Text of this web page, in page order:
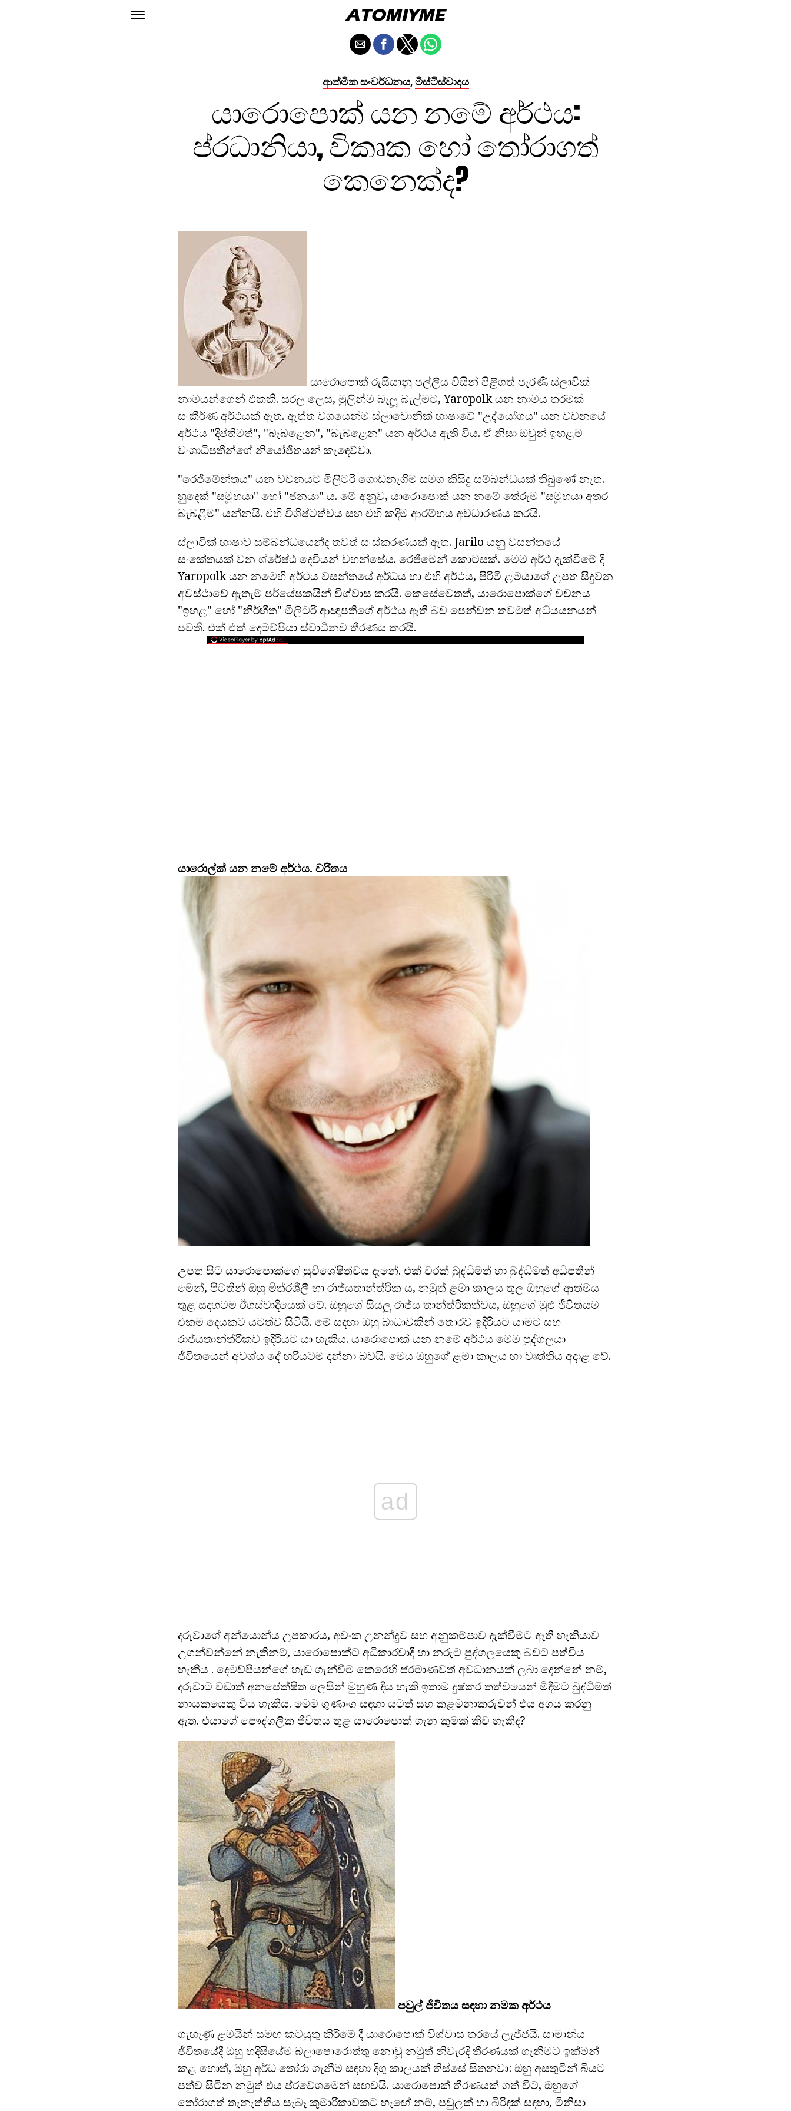
ආත්මික සංවර්ධනය, මිස්ටිස්වාදය
යාරොපොක් යන නමේ අර්ථය:
ප්රධානියා, විකෘක හෝ තෝරාගත්
කෙනෙක්ද?
යාරොපොක් රුසියානු පල්ලිය විසින් පිළිගත් පැරණි ස්ලාවික්
නාමයන්ගෙන්එකකි. සරල ලෙස, මුලින්ම බැලූ බැල්මට, Yaropolk යන නාමය තරමක්
සංකීර්ණ අර්ථයක් ඇත. ඇත්ත වශයෙන්ම ස්ලාවොනික් භාෂාවේ "උද්යෝගය" යන වචනයේ
අර්ථය "දීප්තිමත්", "බැබළෙන", "බැබළෙන" යන අර්ථය ඇති විය. ඒ නිසා ඔවුන් ඉහළම
වංශාධිපතීන්ගේ නියෝජිතයන් කැඳෙව්වා.
"රෙජිමේන්තය" යන වචනයට මිලිටරි ගොඩනැගීම සමග කිසිදු සම්බන්ධයක් තිබුණේ නැත.
හුදෙක් "සමූහයා" හෝ "ජනයා" ය. මේ අනුව, යාරොපොක් යන නමේ තේරුම "සමූහයා අතර
බැබළීම" යන්නයි. එහි විශිෂ්ටත්වය සහ එහි කදිම ආරම්භය අවධාරණය කරයි.
ස්ලාවික් භාෂාව සම්බන්ධයෙන්ද තවත් සංස්කරණයක් ඇත. Jarilo යනු වසන්තයේ
සංකේතයක් වන ශ්රේෂ්ඨ දෙවියන් වහන්සේය. රෙජිමෙන් කොටසක්. මෙම අර්ථ දැක්වීමේ දී
Yaropolk යන නමෙහි අර්ථය වසන්තයේ අර්ධය හා එහි අර්ථය, පිරිමි ළමයාගේ උපත සිදුවන
අවස්ථාවේ ඇතැම් පර්යේෂකයින් විශ්වාස කරයි. කෙසේවෙතත්, යාරොපොක්ගේ වචනය
"ඉහළ" හෝ "නිර්භීත" මිලිටරි ආඥාපතිගේ අර්ථය ඇති බව පෙන්වන තවමත් අධ්යයනයන්
පවතී. එක් එක් දෙමව්පියා ස්වාධීනව තීරණය කරයි.
යාරොල්ක් යන නමේ අර්ථය. චරිතය
උපත සිට යාරොපොක්ගේ සුවිශේෂිත්වය දැනේ. එක් වරක් බුද්ධිමත් හා බුද්ධිමත් අධිපතීන්
මෙන්, පිටතින් ඔහු මිත්රශීලී හා රාජ්යතාන්ත්රික ය, නමුත් ළමා කාලය තුල ඔහුගේ ආත්මය
තුළ සදහටම ඊගස්වාදියෙක් වේ. ඔහුගේ සියලු රාජ්ය තාන්ත්රිකත්වය, ඔහුගේ මුළු ජීවිතයම
එකම දෙයකට යටත්ව සිටියි. මේ සඳහා ඔහු බාධාවකින් තොරව ඉදිරියට යාමට සහ
රාජ්යතාන්ත්රිකව ඉදිරියට යා හැකිය. යාරොපොක් යන නමේ අර්ථය මෙම පුද්ගලයා
ජීවිතයෙන් අවශ්ය දේ හරියටම දන්නා බවයි. මෙය ඔහුගේ ළමා කාලය හා වෘත්තිය අදාළ වේ.
ad
දරුවාගේ අන්යොන්ය උපකාරය, අවංක උනන්දුව සහ අනුකම්පාව දැක්වීමට ඇති හැකියාව
උගන්වන්නේ නැතිනම්, යාරොපොක්ට අධිකාරවාදී හා නරුම පුද්ගලයෙකු බවට පත්විය
හැකිය . දෙමව්පියන්ගේ හැඩ ගැන්වීම කෙරෙහි ප්රමාණවත් අවධානයක් ලබා දෙන්නේ නම්,
දරුවාට වඩාත් අනපේක්ෂිත ලෙසින් මුහුණ දිය හැකි ඉතාම දුෂ්කර තත්වයෙන් මිදීමට බුද්ධිමත්
නායකයෙකු විය හැකිය. මෙම ගුණාංග සඳහා යටත් සහ කළමනාකරුවන් එය අගය කරනු
ඇත. එයාගේ පෞද්ගලික ජීවිතය තුළ යාරොපොක් ගැන කුමක් කිව හැකිද?
පවුල් ජීවිතය සඳහානමක අර්ථය
ගැහැණු ළමයින් සමඟ කටයුතු කිරීමේ දී යාරොපොක් විශ්වාස තරයේ ලැජ්ජයි. සාමාන්ය
ජීවිතයේදී ඔහු හදිසියේම බලාපොරොත්තු නොවූ නමුත් නිවැරදි තීරණයක් ගැනීමට ඉක්මන්
කළ හොත්, ඔහු අර්ධ තෝරා ගැනීම සඳහා දිගු කාලයක් තිස්සේ සිතනවා: ඔහු අසතුටින් බියට
පත්ව සිටින නමුත් එය ප්රවේශමෙන් සඟවයි. යාරොපොක් තීරණයක් ගත් විට, ඔහුගේ
තෝරාගත් තැනැත්තිය සැබෑ කුමාරිකාවකට හැඟේ නම්, පවුලක් හා බිරිඳක් සඳහා, මිනිසා